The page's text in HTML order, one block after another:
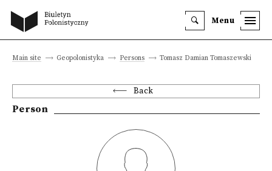
Menu
Main site Geopolonistyka Persons Tomasz Damian Tomaszewski
Back
Person